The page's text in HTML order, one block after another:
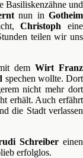
Basiliskenzähne und
nun inGotheim
Christoph eine
teilen wir uns
dem Wirt Franz
spechen wollte. Dort
nicht mehr dort
erhält. Auch erfährt
die Stadt verlassen
Schreibereinen
erfolglos.